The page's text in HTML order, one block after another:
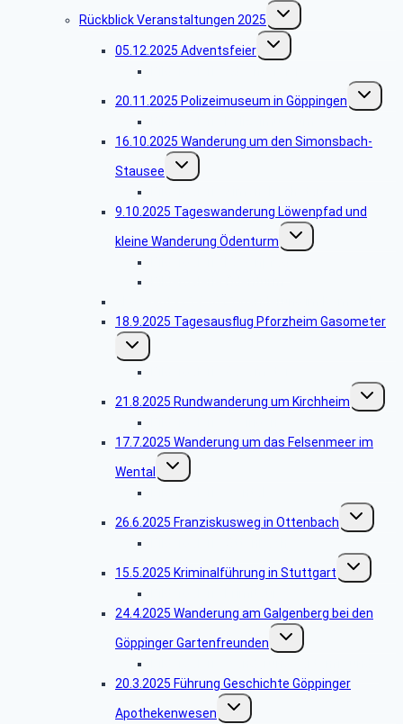
Rückblick Veranstaltungen 2025
Untermenü
umschalten
05.12.2025 Adventsfeier
Untermenü
umschalten
20.11.2025 Polizeimuseum in Göppingen
16.10.2025 Wanderung um den Simonsbach-
Stausee
Untermenü
umschalten
9.10.2025 Tageswanderung Löwenpfad und
kleine Wanderung Ödenturm
Untermenü
umschalten
18.9.2025 Tagesausflug Pforzheim Gasometer
Untermenü
umschalten
21.8.2025 Rundwanderung um Kirchheim
17.7.2025 Wanderung um das Felsenmeer im
Wental
Untermenü
umschalten
26.6.2025 Franziskusweg in Ottenbach
Untermenü
umschalten
15.5.2025 Kriminalführung in Stuttgart
Untermenü
umschalten
24.4.2025 Wanderung am Galgenberg bei den
Göppinger Gartenfreunden
Untermenü
umschalten
20.3.2025 Führung Geschichte Göppinger
Apothekenwesen
Untermenü
umschalten